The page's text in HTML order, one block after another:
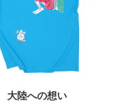
大陸への想い